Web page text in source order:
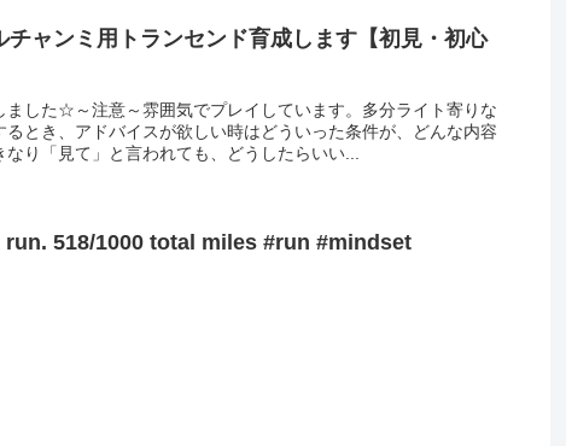
チャンミ用トランセンド育成します【初見・初心
ました☆～注意～雰囲気でプレイしています。多分ライト寄りな
とき、アドバイスが欲しい時はどういった条件が、どんな内容
り「見て」と言われても、どうしたらいい...
run. 518/1000 total miles #run #mindset